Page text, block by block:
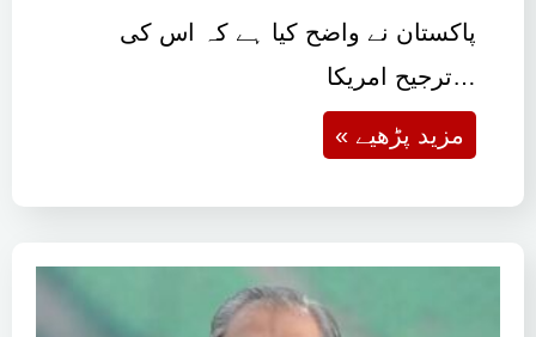
پاکستان نے واضح کیا ہے کہ اس کی
ترجیح امریکا…
« مزید پڑھیے